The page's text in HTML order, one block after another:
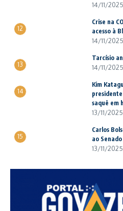
14/11/2025
12
Crise na
acesso à
14/11/2025
13
Tarcísio
14/11/2025
14
Kim
saquê em
13/11/2025
15
Carlos
ao
13/11/2025